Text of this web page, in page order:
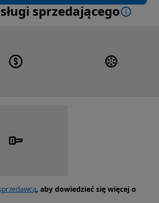
sprzedającego
, aby dowiedzieć się więcej o